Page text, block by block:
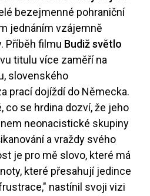
bezejmenné pohraniční
jednáním vzájemně
Příběh filmu Budiž světlo
titulu více zaměří na
slovenského
prací dojíždí do Německa.
co se hrdina dozví, že jeho
neonacistické skupiny
a vraždy svého
je pro mě slovo, které má
které přesahují jedince
nastínil svoji vizi